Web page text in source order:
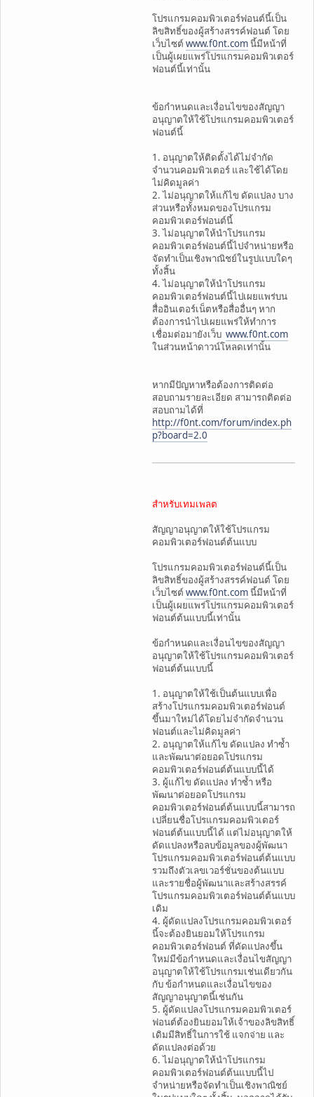
โปรแกรมคอมพิวเตอร์ฟอนต์นี้เป็น
ลิขสิทธิ์ของผู้สร้างสรรค์ฟอนต์ โดย
เว็บไซต์www.f0nt.comนี้มีหน้าที่
เป็นผู้เผยแพร่โปรแกรมคอมพิวเตอร์
ฟอนต์นี้เท่านั้น
ข้อกำหนดและเงื่อนไขของสัญญา
อนุญาตให้ใช้โปรแกรมคอมพิวเตอร์
ฟอนต์นี้
1. อนุญาตให้ติดตั้งได้ไม่จำกัด
จำนวนคอมพิวเตอร์ และใช้ได้โดย
ไม่คิดมูลค่า
2. ไม่อนุญาตให้แก้ไข ดัดแปลง บาง
ส่วนหรือทั้งหมดของโปรแกรม
คอมพิวเตอร์ฟอนต์นี้
3. ไม่อนุญาตให้นำโปรแกรม
คอมพิวเตอร์ฟอนต์นี้ไปจำหน่ายหรือ
จัดทำเป็นเชิงพาณิชย์ในรูปแบบใดๆ
ทั้งสิ้น
4. ไม่อนุญาตให้นำโปรแกรม
คอมพิวเตอร์ฟอนต์นี้ไปเผยแพร่บน
สื่ออินเตอร์เน็ตหรือสื่ออื่นๆ หาก
ต้องการนำไปเผยแพร่ให้ทำการ
เชื่อมต่อมายังเว็บ www.f0nt.com
ในส่วนหน้าดาวน์โหลดเท่านั้น
หากมีปัญหาหรือต้องการติดต่อ
สอบถามรายละเอียด สามารถติดต่อ
สอบถามได้ที่
http://f0nt.com/forum/index.ph
p?board=2.0
สำหรับเทมเพลต
สัญญาอนุญาตให้ใช้โปรแกรม
คอมพิวเตอร์ฟอนต์ต้นแบบ
โปรแกรมคอมพิวเตอร์ฟอนต์นี้เป็น
ลิขสิทธิ์ของผู้สร้างสรรค์ฟอนต์ โดย
เว็บไซต์www.f0nt.comนี้มีหน้าที่
เป็นผู้เผยแพร่โปรแกรมคอมพิวเตอร์
ฟอนต์ต้นแบบนี้เท่านั้น
ข้อกำหนดและเงื่อนไขของสัญญา
อนุญาตให้ใช้โปรแกรมคอมพิวเตอร์
ฟอนต์ต้นแบบนี้
1. อนุญาตให้ใช้เป็นต้นแบบเพื่อ
สร้างโปรแกรมคอมพิวเตอร์ฟอนต์
ขึ้นมาใหม่ได้โดยไม่จำกัดจำนวน
ฟอนต์และไม่คิดมูลค่า
2. อนุญาตให้แก้ไข ดัดแปลง ทำซ้ำ
และพัฒนาต่อยอดโปรแกรม
คอมพิวเตอร์ฟอนต์ต้นแบบนี้ได้
3. ผู้แก้ไข ดัดแปลง ทำซ้ำ หรือ
พัฒนาต่อยอดโปรแกรม
คอมพิวเตอร์ฟอนต์ต้นแบบนี้สามารถ
เปลี่ยนชื่อโปรแกรมคอมพิวเตอร์
ฟอนต์ต้นแบบนี้ได้ แต่ไม่อนุญาตให้
ดัดแปลงหรือลบข้อมูลของผู้พัฒนา
โปรแกรมคอมพิวเตอร์ฟอนต์ต้นแบบ
รวมถึงตัวเลขเวอร์ชั่นของต้นแบบ
และรายชื่อผู้พัฒนาและสร้างสรรค์
โปรแกรมคอมพิวเตอร์ฟอนต์ต้นแบบ
เดิม
4. ผู้ดัดแปลงโปรแกรมคอมพิวเตอร์
นี้จะต้องยินยอมให้โปรแกรม
คอมพิวเตอร์ฟอนต์ ที่ดัดแปลงขึ้น
ใหม่มีข้อกำหนดและเงื่อนไขสัญญา
อนุญาตให้ใช้โปรแกรมเช่นเดียวกัน
กับ ข้อกำหนดและเงื่อนไขของ
สัญญาอนุญาตนี้เช่นกัน
5. ผู้ดัดแปลงโปรแกรมคอมพิวเตอร์
ฟอนต์ต้องยินยอมให้เจ้าของลิขสิทธิ์
เดิมมีสิทธิ์ในการใช้ แจกจ่าย และ
ดัดแปลงต่อด้วย
6. ไม่อนุญาตให้นำโปรแกรม
คอมพิวเตอร์ฟอนต์ต้นแบบนี้ไป
จำหน่ายหรือจัดทำเป็นเชิงพาณิชย์